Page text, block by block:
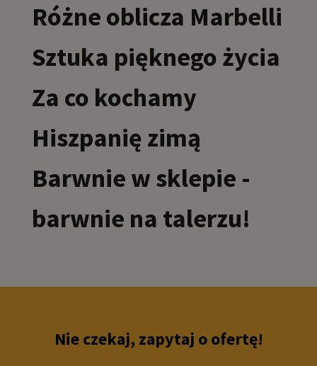
Różne oblicza Marbelli
Sztuka pięknego życia
Za co kochamy
Hiszpanię zimą
Barwnie w sklepie -
barwnie na talerzu!
Nie czekaj, zapytaj o ofertę!